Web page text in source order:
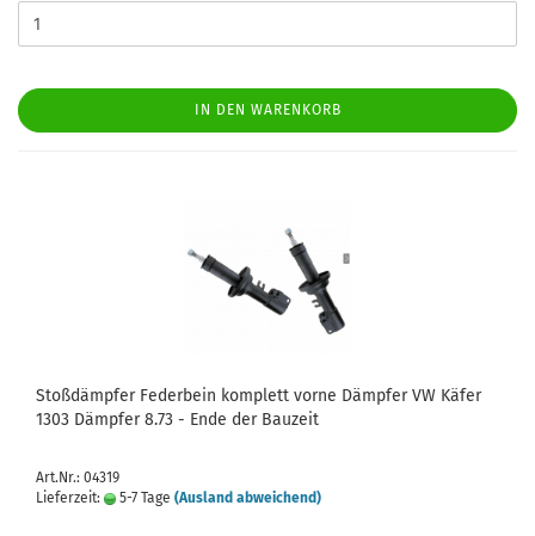
IN DEN WARENKORB
Stoßdämpfer Federbein komplett vorne Dämpfer VW Käfer
1303 Dämpfer 8.73 - Ende der Bauzeit
Art.Nr.: 04319
Lieferzeit:
5-7 Tage (Ausland abweichend)